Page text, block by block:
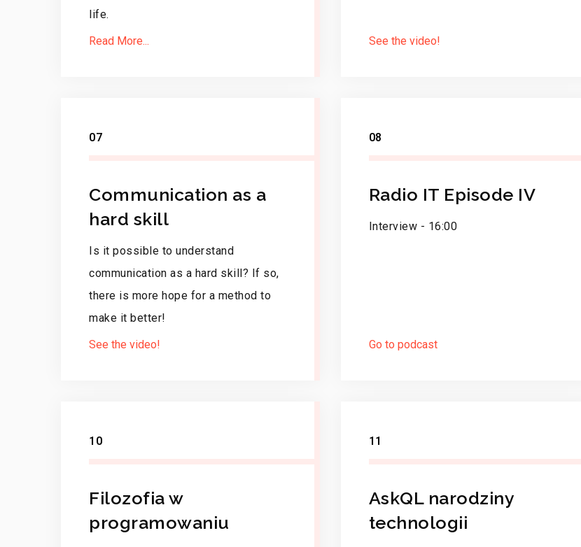
life.
Read More...
See the video!
07
Communication as a
hard skill
Is it possible to understand
communication as a hard skill? If so,
there is more hope for a method to
make it better!
See the video!
08
Radio IT Episode IV
Interview - 16:00
Go to podcast
10
Filozofia w
programowaniu
11
AskQL narodziny
technologii